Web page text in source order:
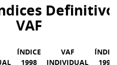
VAF
ÍNDICE
1998
VAF
INDIVIDUAL
1999